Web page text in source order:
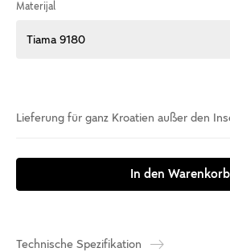
Materijal
Tiama 9180
Lieferung für ganz Kroatien außer den
In den Warenkorb
Technische Spezifikation